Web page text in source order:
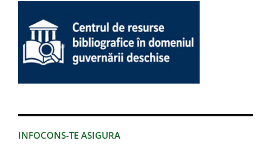
INFOCONS-TE ASIGURA